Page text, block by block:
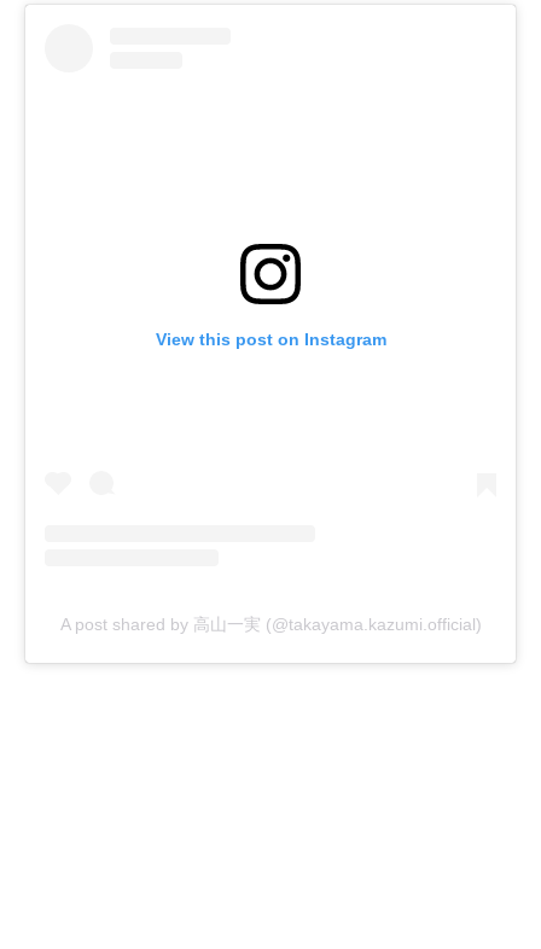
View this post on Instagram
A post shared by 高山一実 (@takayama.kazumi.official)